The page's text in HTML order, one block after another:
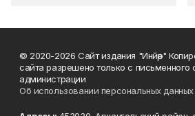
© 2020-2026 Сайт издания "Инйәр"
сайта разрешено только с письменного
администрации
Об использовании персональных данных